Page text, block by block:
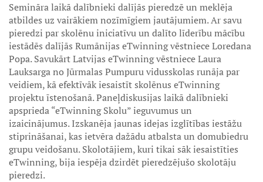
Semināra laikā dalībnieki dalījās pieredzē un meklēja
atbildes uz vairākiem nozīmīgiem jautājumiem. Ar savu
pieredzi par skolēnu iniciatīvu un dalīto līderību mācību
iestādēs dalījās Rumānijas eTwinning vēstniece Loredana
Popa. Savukārt Latvijas eTwinning vēstniece Laura
Lauksarga no Jūrmalas Pumpuru vidusskolas runāja par
veidiem, kā efektīvāk iesaistīt skolēnus eTwinning
projektu īstenošanā. Paneļdiskusijas laikā dalībnieki
apsprieda “eTwinning Skolu” ieguvumus un
izaicinājumus. Izskanēja jaunas idejas izglītības iestāžu
stiprināšanai, kas ietvēra dažādu atbalsta un domubiedru
grupu veidošanu. Skolotājiem, kuri tikai sāk iesaistīties
eTwinning, bija iespēja dzirdēt pieredzējušo skolotāju
pieredzi.